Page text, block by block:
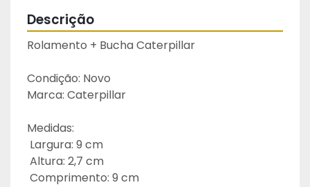
Descrição
Rolamento + Bucha Caterpillar
Condição: Novo
Marca: Caterpillar
Medidas:
Largura: 9 cm
Altura: 2,7 cm
Comprimento: 9 cm